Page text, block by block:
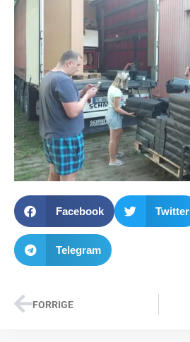
Facebook Twitter
Telegram
FORRIGE